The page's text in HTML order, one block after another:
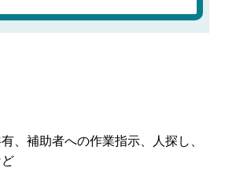
、補助者への作業指示、人探し、